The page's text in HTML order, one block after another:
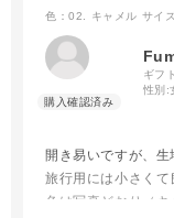
色：02. キャメル サイ
ギフ
性別:
開き易いですが、生
旅行用には小さくて
色は写真どおり（キ